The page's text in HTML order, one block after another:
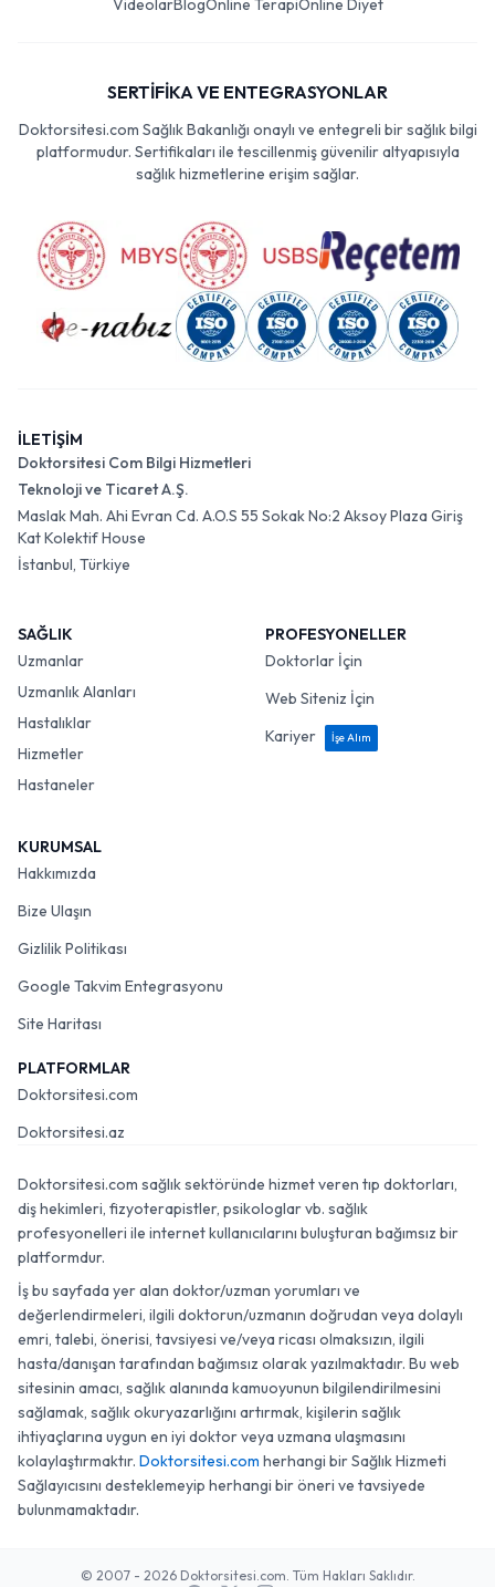
VideolarBlogOnline TerapiOnline Diyet
SERTİFİKA VE ENTEGRASYONLAR
Doktorsitesi.com Sağlık Bakanlığı onaylı ve entegreli bir sağlık bilgi
platformudur. Sertifikaları ile tescillenmiş güvenilir altyapısıyla
sağlık hizmetlerine erişim sağlar.
İLETİŞİM
Doktorsitesi Com Bilgi Hizmetleri
Teknoloji ve Ticaret A.Ş.
Maslak Mah. Ahi Evran Cd. A.O.S 55 Sokak No:2 Aksoy Plaza Giriş
Kat Kolektif House
İstanbul, Türkiye
SAĞLIK
Uzmanlar
Uzmanlık Alanları
Hastalıklar
Hizmetler
Hastaneler
PROFESYONELLER
Doktorlar İçin
Web Siteniz İçin
Kariyer
İşe Alım
KURUMSAL
Hakkımızda
Bize Ulaşın
Gizlilik Politikası
Google Takvim Entegrasyonu
Site Haritası
PLATFORMLAR
Doktorsitesi.com
Doktorsitesi.az
Doktorsitesi.com sağlık sektöründe hizmet veren tıp doktorları,
diş hekimleri, fizyoterapistler, psikologlar vb. sağlık
profesyonelleri ile internet kullanıcılarını buluşturan bağımsız bir
platformdur.
İş bu sayfada yer alan doktor/uzman yorumları ve
değerlendirmeleri, ilgili doktorun/uzmanın doğrudan veya dolaylı
emri, talebi, önerisi, tavsiyesi ve/veya ricası olmaksızın, ilgili
hasta/danışan tarafından bağımsız olarak yazılmaktadır. Bu web
sitesinin amacı, sağlık alanında kamuoyunun bilgilendirilmesini
sağlamak, sağlık okuryazarlığını artırmak, kişilerin sağlık
ihtiyaçlarına uygun en iyi doktor veya uzmana ulaşmasını
kolaylaştırmaktır. Doktorsitesi.com herhangi bir Sağlık Hizmeti
Sağlayıcısını desteklemeyip herhangi bir öneri ve tavsiyede
bulunmamaktadır.
© 2007 - 2026 Doktorsitesi.com. Tüm Hakları Saklıdır.